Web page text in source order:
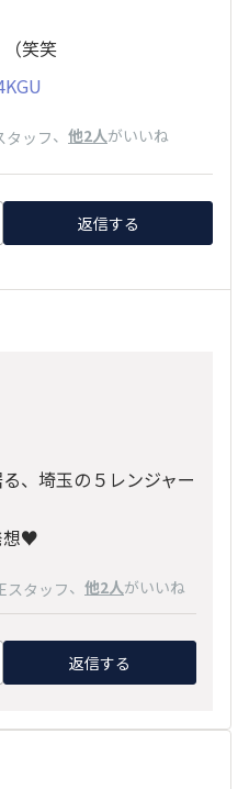
笑笑
タッフ、 他2人がいいね
返信する
、埼玉の５レンジャー
想♥️
スタッフ、 他2人がいいね
返信する